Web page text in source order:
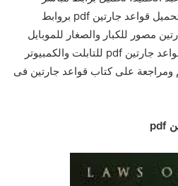
وقراءة قواعد جارتين أونلاين، تحميل قواعد جارتين pdf بروابط
مصور للكبار والصغار للموبايل
أندرويد وأيفون، تحميل كتاب قواعد جارتين pdf للتابلت والكمبيوتر
ومراجعة على كتاب قواعد جارتين فى
pdf